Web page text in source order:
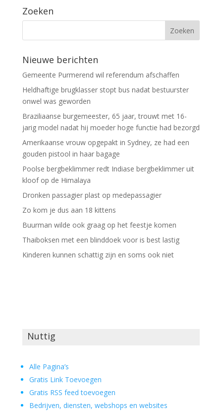
Zoeken
Nieuwe berichten
Gemeente Purmerend wil referendum afschaffen
Heldhaftige brugklasser stopt bus nadat bestuurster
onwel was geworden
Braziliaanse burgemeester, 65 jaar, trouwt met 16-
jarig model nadat hij moeder hoge functie had bezorgd
Amerikaanse vrouw opgepakt in Sydney, ze had een
gouden pistool in haar bagage
Poolse bergbeklimmer redt Indiase bergbeklimmer uit
kloof op de Himalaya
Dronken passagier plast op medepassagier
Zo kom je dus aan 18 kittens
Buurman wilde ook graag op het feestje komen
Thaiboksen met een blinddoek voor is best lastig
Kinderen kunnen schattig zijn en soms ook niet
Nuttig
Alle Pagina’s
Gratis Link Toevoegen
Gratis RSS feed toevoegen
Bedrijven, diensten, webshops en websites